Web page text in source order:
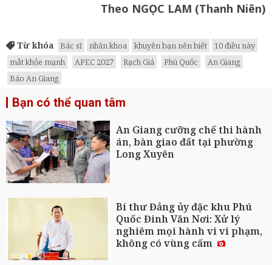
Theo NGỌC LAM (Thanh Niên)
Từ khóa Bác sĩ nhãn khoa khuyên bạn nên biết
10 điều này
mắt khỏe mạnh
APEC 2027 Rạch Giá Phú Quốc
An Giang
Báo An Giang
Bạn có thể quan tâm
An Giang cưỡng chế thi hành
án, bàn giao đất tại phường
Long Xuyên
Bí thư Đảng ủy đặc khu Phú
Quốc Đinh Văn Nơi: Xử lý
nghiêm mọi hành vi vi phạm,
không có vùng cấm